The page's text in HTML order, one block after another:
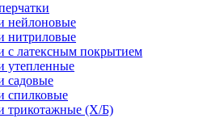
нейлоновые
нитриловые
с латексным покрытием
утепленные
садовые
спилковые
трикотажные (Х/Б)